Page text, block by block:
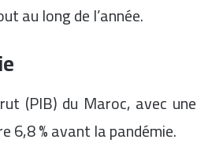
au long de l’année.
(PIB) du Maroc, avec une
6,8 % avant la pandémie.